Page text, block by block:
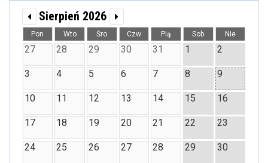
Sierpień 2026
Pon Wto Śro Czw Pią Sob Nie
27 28 29 30 31 1 2
3 4 5 6 7 8 9
10 11 12 13 14 15 16
17 18 19 20 21 22 23
24 25 26 27 28 29 30